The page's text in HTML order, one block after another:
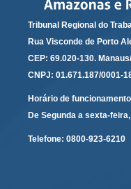
Consulte o seu
Lei Geral de
Integração das
O que é
Carta de Serviços
Tribunal Regional do
Rua Visconde de Porto
CEP: 69.020-130.
CNPJ: 01.671.187/0001-
Horário de
De Segunda a sexta-
Telefone: 0800-923-6210